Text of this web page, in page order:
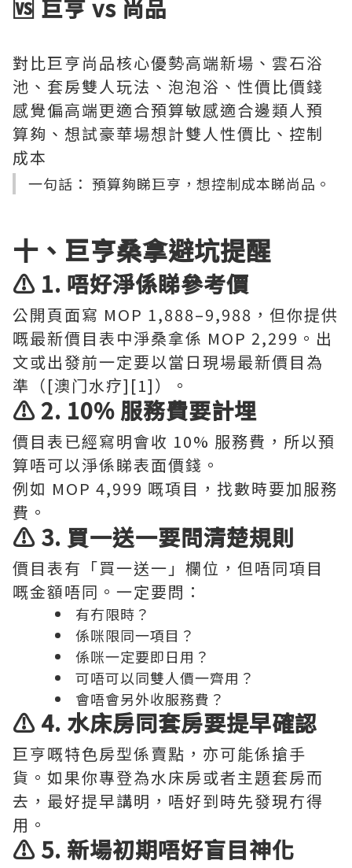
🆚 巨亨 vs 尚品
對比巨亨尚品核心優勢高端新場、雲石浴
池、套房雙人玩法、泡泡浴、性價比價錢
感覺偏高端更適合預算敏感適合邊類人預
算夠、想試豪華場想計雙人性價比、控制
成本
一句話： 預算夠睇巨亨，想控制成本睇尚品。
十、巨亨桑拿避坑提醒
⚠️ 1. 唔好淨係睇參考價
公開頁面寫 MOP 1,888–9,988，但你提供
嘅最新價目表中淨桑拿係 MOP 2,299。出
文或出發前一定要以當日現場最新價目為
準（[澳门水疗][1]）。
⚠️ 2. 10% 服務費要計埋
價目表已經寫明會收 10% 服務費，所以預
算唔可以淨係睇表面價錢。
例如 MOP 4,999 嘅項目，找數時要加服務
費。
⚠️ 3. 買一送一要問清楚規則
價目表有「買一送一」欄位，但唔同項目
嘅金額唔同。一定要問：
有冇限時？
係咪限同一項目？
係咪一定要即日用？
可唔可以同雙人價一齊用？
會唔會另外收服務費？
⚠️ 4. 水床房同套房要提早確認
巨亨嘅特色房型係賣點，亦可能係搶手
貨。如果你專登為水床房或者主題套房而
去，最好提早講明，唔好到時先發現冇得
用。
⚠️ 5. 新場初期唔好盲目神化